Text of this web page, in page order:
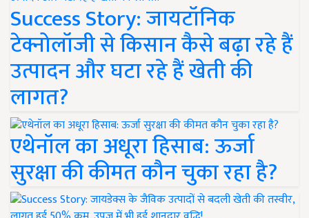
Success Story: जायटॉनिक
टेक्नोलॉजी से किसान कैसे बढ़ा रहे हैं
उत्पादन और घटा रहे हैं खेती की
लागत?
एथेनॉल का अधूरा हिसाब: ऊर्जा
सुरक्षा की कीमत कौन चुका रहा है?